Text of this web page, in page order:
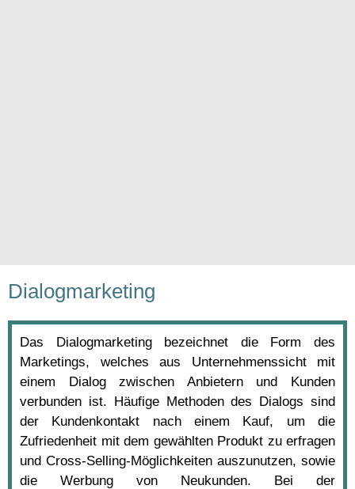
Dialogmarketing
Das Dialogmarketing bezeichnet die Form des
Marketings, welches aus Unternehmenssicht mit
einem Dialog zwischen Anbietern und Kunden
verbunden ist. Häufige Methoden des Dialogs sind
der Kundenkontakt nach einem Kauf, um die
Zufriedenheit mit dem gewählten Produkt zu erfragen
und Cross-Selling-Möglichkeiten auszunutzen, sowie
die Werbung von Neukunden. Bei der